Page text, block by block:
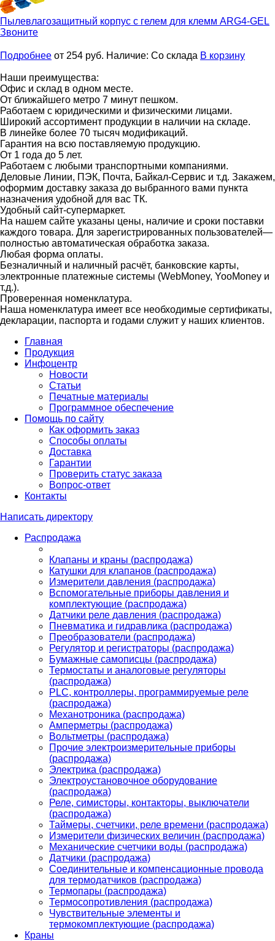
Пылевлагозащитный корпус с гелем для клемм ARG4-GEL
Звоните
Подробнее от 254 руб. Наличие: Со склада В корзину
Наши преимущества:
Офис и склад в одном месте.
От ближайшего метро 7 минут пешком.
Работаем с юридическими и физическими лицами.
Широкий ассортимент продукции в наличии на складе.
В линейке более 70 тысяч модификаций.
Гарантия на всю поставляемую продукцию.
От 1 года до 5 лет.
Работаем с любыми транспортными компаниями.
Деловые Линии, ПЭК, Почта, Байкал-Сервис и т.д. Закажем,
оформим доставку заказа до выбранного вами пункта
назначения удобной для вас ТК.
Удобный сайт-супермаркет.
На нашем сайте указаны цены, наличие и сроки поставки
каждого товара. Для зарегистрированных пользователей—
полностью автоматическая обработка заказа.
Любая форма оплаты.
Безналичный и наличный расчёт, банковские карты,
электронные платежные системы (WebMoney, YooMoney и
т.д.).
Проверенная номенклатура.
Наша номенклатура имеет все необходимые сертификаты,
декларации, паспорта и годами служит у наших клиентов.
Главная
Продукция
Инфоцентр
Новости
Статьи
Печатные материалы
Программное обеспечение
Помощь по сайту
Как оформить заказ
Способы оплаты
Доставка
Гарантии
Проверить статус заказа
Вопрос-ответ
Контакты
Написать директору
Распродажа
Клапаны и краны (распродажа)
Катушки для клапанов (распродажа)
Измерители давления (распродажа)
Вспомогательные приборы давления и
комплектующие (распродажа)
Датчики реле давления (распродажа)
Пневматика и гидравлика (распродажа)
Преобразователи (распродажа)
Регулятор и регистраторы (распродажа)
Бумажные самописцы (распродажа)
Термостаты и аналоговые регуляторы
(распродажа)
PLС, контроллеры, программируемые реле
(распродажа)
Механотроника (распродажа)
Амперметры (распродажа)
Вольтметры (распродажа)
Прочие электроизмерительные приборы
(распродажа)
Электрика (распродажа)
Электроустановочное оборудование
(распродажа)
Реле, симисторы, контакторы, выключатели
(распродажа)
Таймеры, счетчики, реле времени (распродажа)
Измерители физических величин (распродажа)
Механические счетчики воды (распродажа)
Датчики (распродажа)
Соединительные и компенсационные провода
для термодатчиков (распродажа)
Термопары (распродажа)
Термосопротивления (распродажа)
Чувствительные элементы и
термокомплектующие (распродажа)
Краны